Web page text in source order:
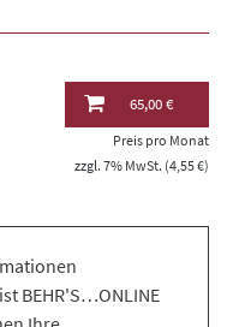
65,00 €
Preis pro Monat
zzgl. 7% MwSt. (4,55 €)
BEHR'S…ONLINE